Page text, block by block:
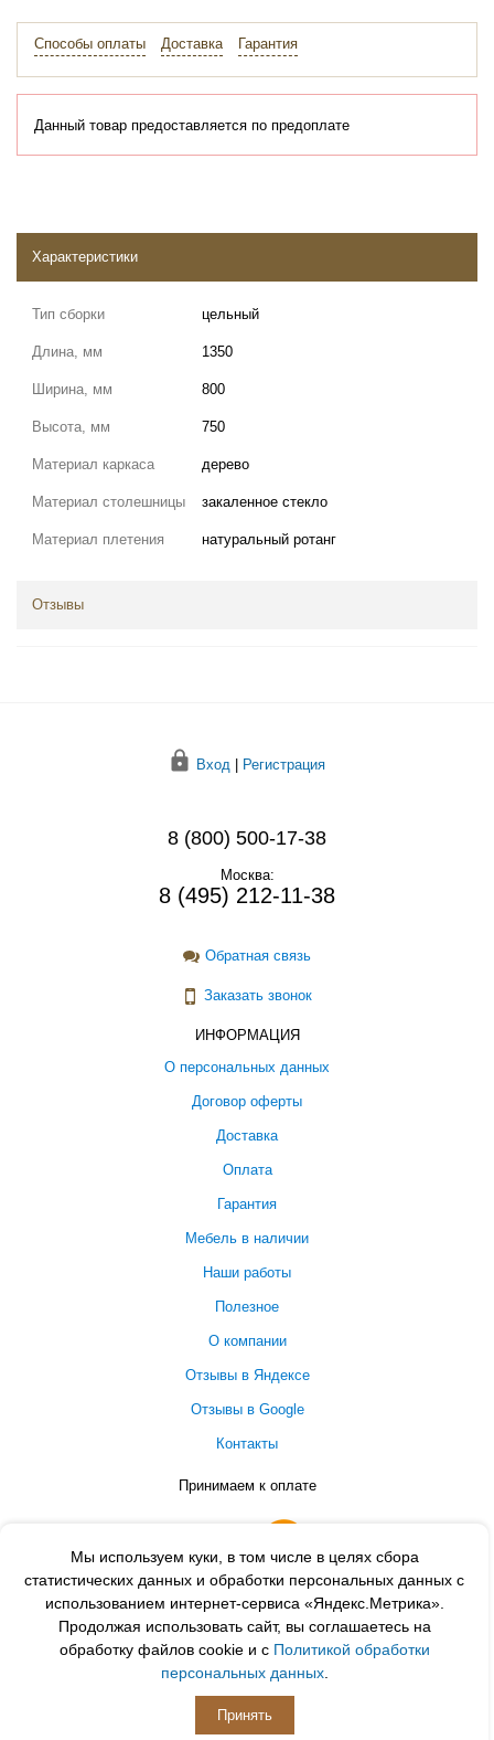
Способы оплаты Доставка Гарантия
Данный товар предоставляется по предоплате
Характеристики
Тип сборки цельный
Длина, мм 1350
Ширина, мм 800
Высота, мм 750
Материал каркаса дерево
Материал столешницы закаленное стекло
Материал плетения натуральный ротанг
Отзывы
Мы используем куки, в том числе в целях сбора
статистических данных и обработки персональных данных с
использованием интернет-сервиса «Яндекс.Метрика».
Продолжая использовать сайт, вы соглашаетесь на
обработку файлов cookie и с Политикой обработки
персональных данных.
Принять
Вход | Регистрация
8 (800) 500-17-38
Москва:
8 (495) 212-11-38
Обратная связь
Заказать звонок
ИНФОРМАЦИЯ
О персональных данных
Договор оферты
Доставка
Оплата
Гарантия
Мебель в наличии
Наши работы
Полезное
О компании
Отзывы в Яндексе
Отзывы в Google
Контакты
Принимаем к оплате
ПОДПИСЫВАЙСЯ